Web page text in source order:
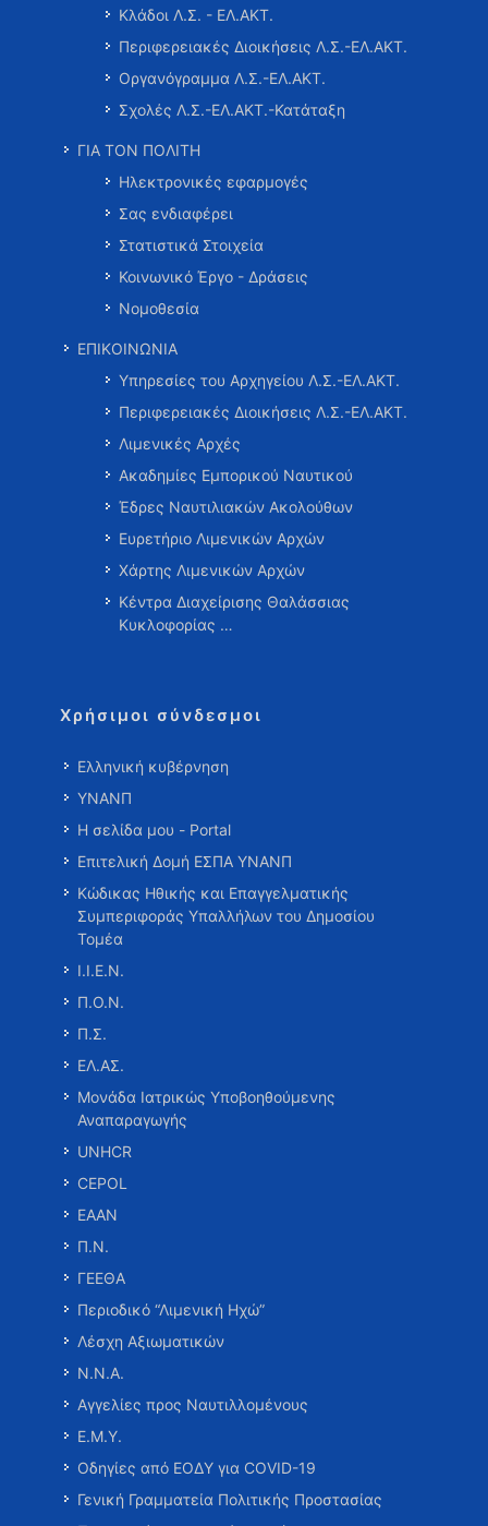
Κλάδοι Λ.Σ. - ΕΛ.ΑΚΤ.
Περιφερειακές Διοικήσεις Λ.Σ.-ΕΛ.ΑΚΤ.
Οργανόγραμμα Λ.Σ.-ΕΛ.ΑΚΤ.
Σχολές Λ.Σ.-ΕΛ.ΑΚΤ.-Κατάταξη
ΓΙΑ ΤΟΝ ΠΟΛΙΤΗ
Ηλεκτρονικές εφαρμογές
Σας ενδιαφέρει
Στατιστικά Στοιχεία
Κοινωνικό Έργο - Δράσεις
Νομοθεσία
ΕΠΙΚΟΙΝΩΝΙΑ
Υπηρεσίες του Αρχηγείου Λ.Σ.-ΕΛ.ΑΚΤ.
Περιφερειακές Διοικήσεις Λ.Σ.-ΕΛ.ΑΚΤ.
Λιμενικές Αρχές
Ακαδημίες Εμπορικού Ναυτικού
Έδρες Ναυτιλιακών Ακολούθων
Ευρετήριο Λιμενικών Αρχών
Χάρτης Λιμενικών Αρχών
Κέντρα Διαχείρισης Θαλάσσιας
Κυκλοφορίας …
Χρήσιμοι σύνδεσμοι
Ελληνική κυβέρνηση
ΥΝΑΝΠ
Η σελίδα μου - Portal
Επιτελική Δομή ΕΣΠΑ ΥΝΑΝΠ
Κώδικας Ηθικής και Επαγγελματικής
Συμπεριφοράς Υπαλλήλων του Δημοσίου
Τομέα
Ι.Ι.Ε.Ν.
Π.Ο.Ν.
Π.Σ.
ΕΛ.ΑΣ.
Μονάδα Ιατρικώς Υποβοηθούμενης
Αναπαραγωγής
UNHCR
CEPOL
ΕΑΑΝ
Π.Ν.
ΓΕΕΘΑ
Περιοδικό “Λιμενική Ηχώ”
Λέσχη Αξιωματικών
Ν.Ν.Α.
Αγγελίες προς Ναυτιλλομένους
Ε.Μ.Υ.
Οδηγίες από ΕΟΔΥ για COVID-19
Γενική Γραμματεία Πολιτικής Προστασίας